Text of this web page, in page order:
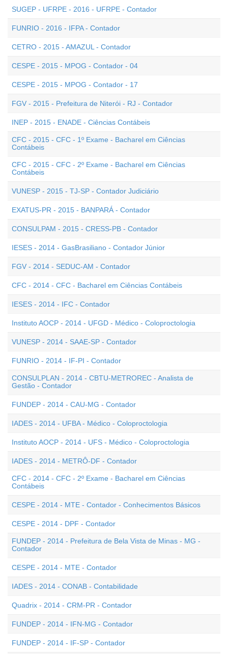
SUGEP - UFRPE - 2016 - UFRPE - Contador
FUNRIO - 2016 - IFPA - Contador
CETRO - 2015 - AMAZUL - Contador
CESPE - 2015 - MPOG - Contador - 04
CESPE - 2015 - MPOG - Contador - 17
FGV - 2015 - Prefeitura de Niterói - RJ - Contador
INEP - 2015 - ENADE - Ciências Contábeis
CFC - 2015 - CFC - 1º Exame - Bacharel em Ciências
Contábeis
CFC - 2015 - CFC - 2º Exame - Bacharel em Ciências
Contábeis
VUNESP - 2015 - TJ-SP - Contador Judiciário
EXATUS-PR - 2015 - BANPARÁ - Contador
CONSULPAM - 2015 - CRESS-PB - Contador
IESES - 2014 - GasBrasiliano - Contador Júnior
FGV - 2014 - SEDUC-AM - Contador
CFC - 2014 - CFC - Bacharel em Ciências Contábeis
IESES - 2014 - IFC - Contador
Instituto AOCP - 2014 - UFGD - Médico - Coloproctologia
VUNESP - 2014 - SAAE-SP - Contador
FUNRIO - 2014 - IF-PI - Contador
CONSULPLAN - 2014 - CBTU-METROREC - Analista de
Gestão - Contador
FUNDEP - 2014 - CAU-MG - Contador
IADES - 2014 - UFBA - Médico - Coloproctologia
Instituto AOCP - 2014 - UFS - Médico - Coloproctologia
IADES - 2014 - METRÔ-DF - Contador
CFC - 2014 - CFC - 2º Exame - Bacharel em Ciências
Contábeis
CESPE - 2014 - MTE - Contador - Conhecimentos Básicos
CESPE - 2014 - DPF - Contador
FUNDEP - 2014 - Prefeitura de Bela Vista de Minas - MG -
Contador
CESPE - 2014 - MTE - Contador
IADES - 2014 - CONAB - Contabilidade
Quadrix - 2014 - CRM-PR - Contador
FUNDEP - 2014 - IFN-MG - Contador
FUNDEP - 2014 - IF-SP - Contador